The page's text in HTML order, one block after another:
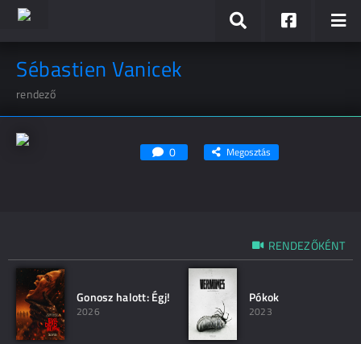
Sébastien Vanicek
rendező
0 Megosztás
RENDEZŐKÉNT
Gonosz halott: Égj!
2026
Pókok
2023